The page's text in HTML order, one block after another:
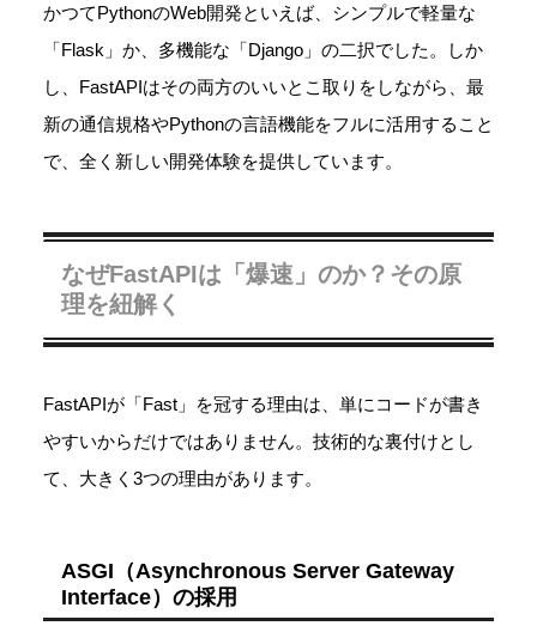
かつてPythonのWeb開発といえば、シンプルで軽量な
「Flask」か、多機能な「Django」の二択でした。しか
し、FastAPIはその両方のいいとこ取りをしながら、最
新の通信規格やPythonの言語機能をフルに活用すること
で、全く新しい開発体験を提供しています。
なぜFastAPIは「爆速」のか？その原
理を紐解く
FastAPIが「Fast」を冠する理由は、単にコードが書き
やすいからだけではありません。技術的な裏付けとし
て、大きく3つの理由があります。
ASGI（Asynchronous Server Gateway
Interface）の採用